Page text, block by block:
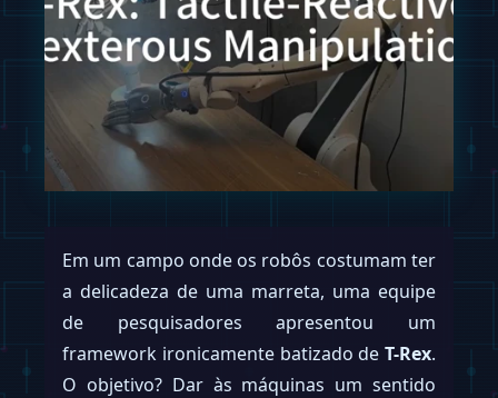
Em um campo onde os robôs costumam ter
a delicadeza de uma marreta, uma equipe
de pesquisadores apresentou um
framework ironicamente batizado de T-Rex.
O objetivo? Dar às máquinas um sentido